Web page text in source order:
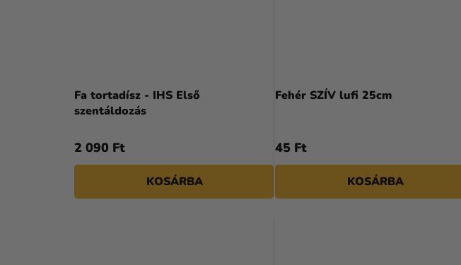
Fa tortadísz - IHS Első
szentáldozás
2 090 Ft
KOSÁRBA
Fehér SZÍV lufi 25cm
termék
5,0
csillag.
45 Ft
KOSÁRBA